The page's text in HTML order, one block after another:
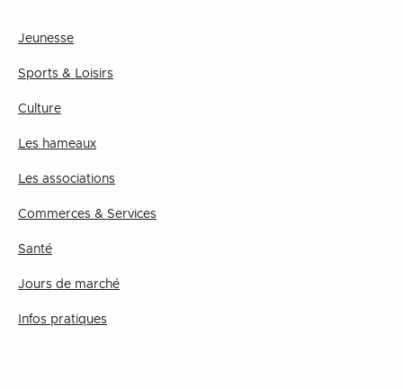
Jeunesse
Sports & Loisirs
Culture
Les hameaux
Les associations
Commerces & Services
Santé
Jours de marché
Infos pratiques